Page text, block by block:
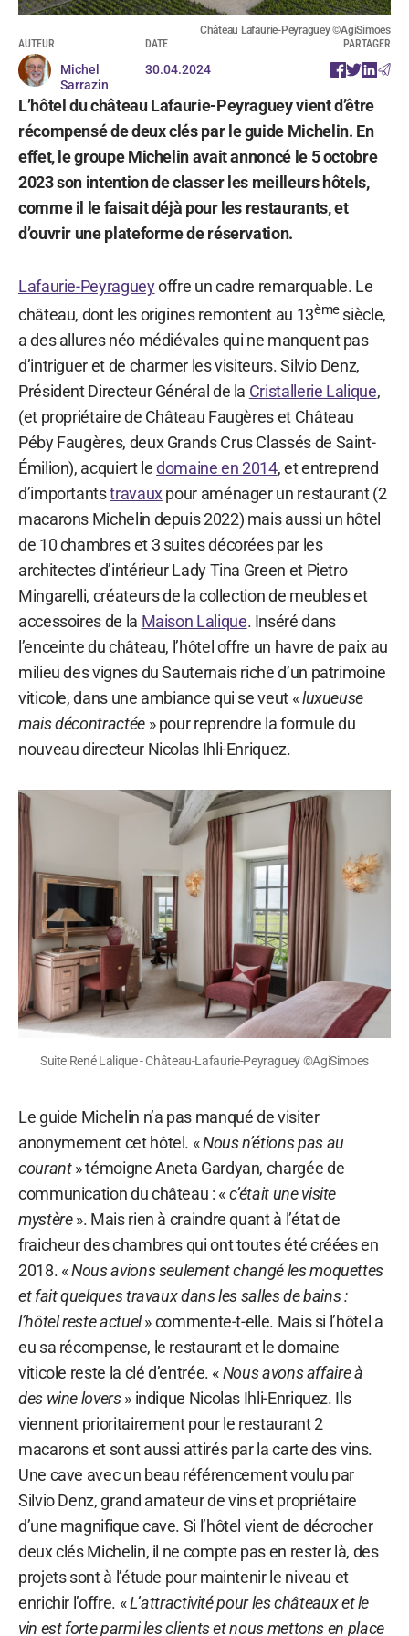
Château Lafaurie-Peyraguey ©AgiSimoes
AUTEUR
Michel
Sarrazin
DATE
30.04.2024
PARTAGER
L’hôtel du château Lafaurie-Peyraguey vient d’être
récompensé de deux clés par le guide Michelin. En
effet, le groupe Michelin avait annoncé le 5 octobre
2023 son intention de classer les meilleurs hôtels,
comme il le faisait déjà pour les restaurants, et
d’ouvrir une plateforme de réservation.
Lafaurie-Peyragueyoffre un cadre remarquable. Le
château, dont les origines remontent au 13èmesiècle,
a des allures néo médiévales qui ne manquent pas
d’intriguer et de charmer les visiteurs. Silvio Denz,
Président Directeur Général de la Cristallerie Lalique,
(et propriétaire de Château Faugères et Château
Péby Faugères, deux Grands Crus Classés de Saint-
Émilion), acquiert ledomaine en 2014, et entreprend
d’importantstravauxpour aménager un restaurant (2
macarons Michelin depuis 2022) mais aussi un hôtel
de 10 chambres et 3 suites décorées par les
architectes d’intérieur Lady Tina Green et Pietro
Mingarelli, créateurs de la collection de meubles et
accessoires de la Maison Lalique. Inséré dans
l’enceinte du château, l’hôtel offre un havre de paix au
milieu des vignes du Sauternais riche d’un patrimoine
viticole, dans une ambiance qui se veut «luxueuse
mais décontractée» pour reprendre la formule du
nouveau directeur Nicolas Ihli-Enriquez.
Suite René Lalique - Château-Lafaurie-Peyraguey ©AgiSimoes
Le guide Michelin n’a pas manqué de visiter
anonymement cet hôtel. «Nous n’étions pas au
courant» témoigne Aneta Gardyan, chargée de
communication du château : «c’était une visite
mystère». Mais rien à craindre quant à l’état de
fraicheur des chambres qui ont toutes été créées en
2018. «Nous avions seulement changé les moquettes
et fait quelques travaux dans les salles de bains :
l’hôtel reste actuel» commente-t-elle. Mais si l’hôtel a
eu sa récompense, le restaurant et le domaine
viticole reste la clé d’entrée. «Nous avons affaire à
des wine lovers» indique Nicolas Ihli-Enriquez. Ils
viennent prioritairement pour le restaurant 2
macarons et sont aussi attirés par la carte des vins.
Une cave avec un beau référencement voulu par
Silvio Denz, grand amateur de vins et propriétaire
d’une magnifique cave. Si l’hôtel vient de décrocher
deux clés Michelin, il ne compte pas en rester là, des
projets sont à l’étude pour maintenir le niveau et
enrichir l’offre. «L’attractivité pour les châteaux et le
vin est forte parmi les clients et nous mettons en place